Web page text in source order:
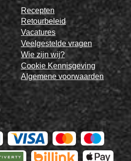
Recepten
Retourbeleid
Vacatures
Veelgestelde vragen
Wie zijn wij?
Cookie Kennisgeving
Algemene voorwaarden